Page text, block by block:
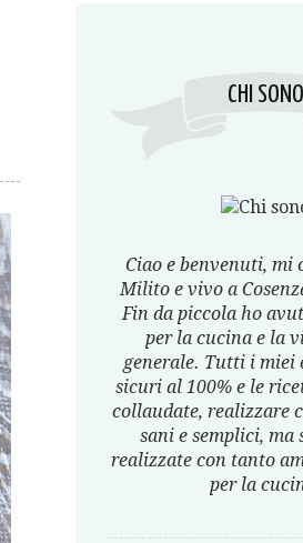
CHI SONO
Ciao e benvenuti, mi
Milito e vivo a
Fin da piccola ho
per la cucina e la
generale. Tutti i miei
sicuri al 100% e le
collaudate, realizzare
sani e semplici,
realizzate con tanto
per la